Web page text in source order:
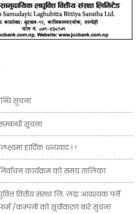
सुचना
सूचना
हार्दिक धन्यवाद ! !
कार्यक्रम को समय तालिका
वित्तीय संस्था लि. लाइ आवश्यक पर्ने
फर्म /कम्पनी को सूचीकरण बारे सुचना